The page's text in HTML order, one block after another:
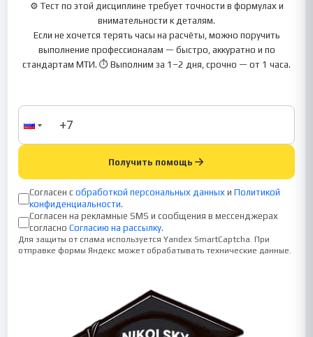
⚙️ Тест по этой дисциплине требует точности в формулах и
внимательности к деталям.
Если не хочется терять часы на расчёты, можно поручить
выполнение профессионалам — быстро, аккуратно и по
стандартам МТИ. ⏱ Выполним за 1–2 дня, срочно — от 1 часа.
Получить помощь
Согласен с обработкой персональных данных и Политикой
конфиденциальности.
Согласен на рекламные SMS и сообщения в мессенджерах
согласно Согласию на рассылку.
Для защиты от спама используется Yandex SmartCaptcha. При
отправке формы Яндекс может обрабатывать технические данные.